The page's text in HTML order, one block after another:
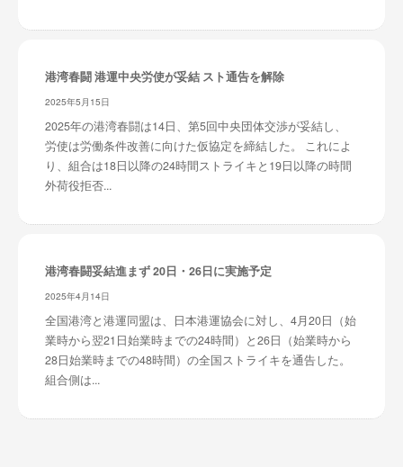
港湾春闘 港運中央労使が妥結 スト通告を解除
2025年5月15日
2025年の港湾春闘は14日、第5回中央団体交渉が妥結し、
労使は労働条件改善に向けた仮協定を締結した。 これによ
り、組合は18日以降の24時間ストライキと19日以降の時間
外荷役拒否...
港湾春闘妥結進まず 20日・26日に実施予定
2025年4月14日
全国港湾と港運同盟は、日本港運協会に対し、4月20日（始
業時から翌21日始業時までの24時間）と26日（始業時から
28日始業時までの48時間）の全国ストライキを通告した。
組合側は...